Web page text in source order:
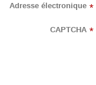
Adresse électronique *
CAPTCHA *